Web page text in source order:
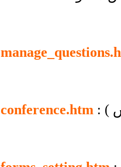
conference.htm )